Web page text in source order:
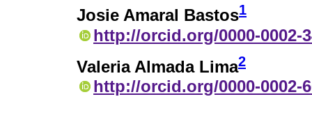
Josie Amaral Bastos1
http://orcid.org/0000-0002-
Valeria Almada Lima2
http://orcid.org/0000-0002-